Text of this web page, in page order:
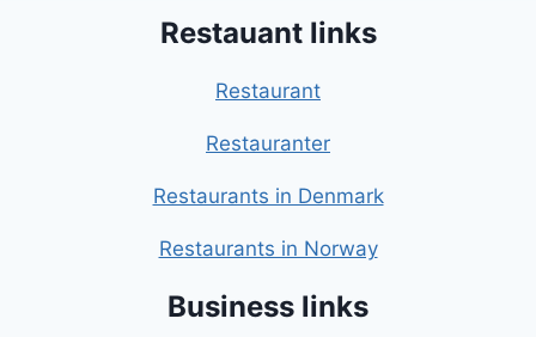
Restauant links
Restaurant
Restauranter
Restaurants in Denmark
Restaurants in Norway
Business links